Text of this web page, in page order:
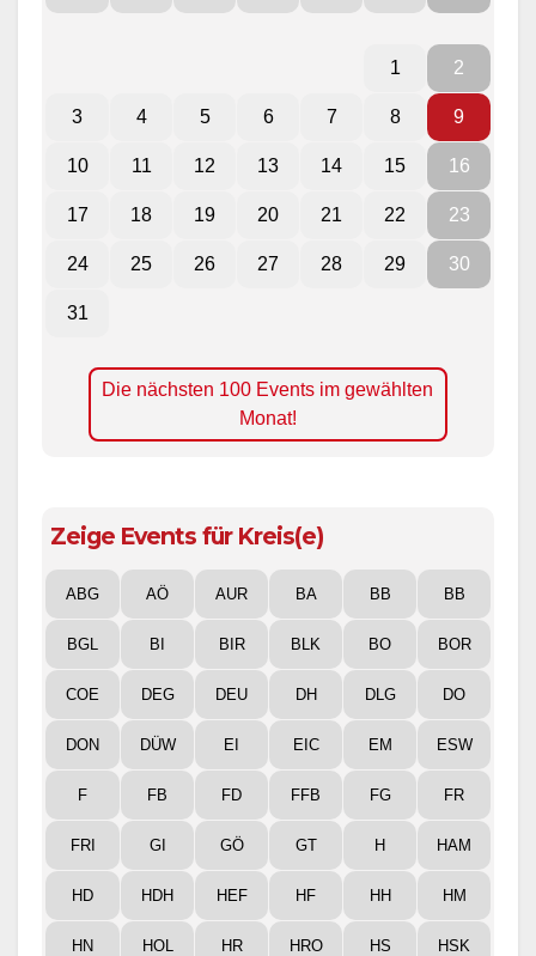
1 2
3 4 5 6 7 8 9
10 11 12 13 14 15 16
17 18 19 20 21 22 23
24 25 26 27 28 29 30
31
Die nächsten 100 Events im gewählten
Monat!
Zeige Events für Kreis(e)
ABG AÖ AUR BA BB BB
BGL BI BIR BLK BO BOR
COE DEG DEU DH DLG DO
DON DÜW EI EIC EM ESW
F FB FD FFB FG FR
FRI GI GÖ GT H HAM
HD HDH HEF HF HH HM
HN HOL HR HRO HS HSK